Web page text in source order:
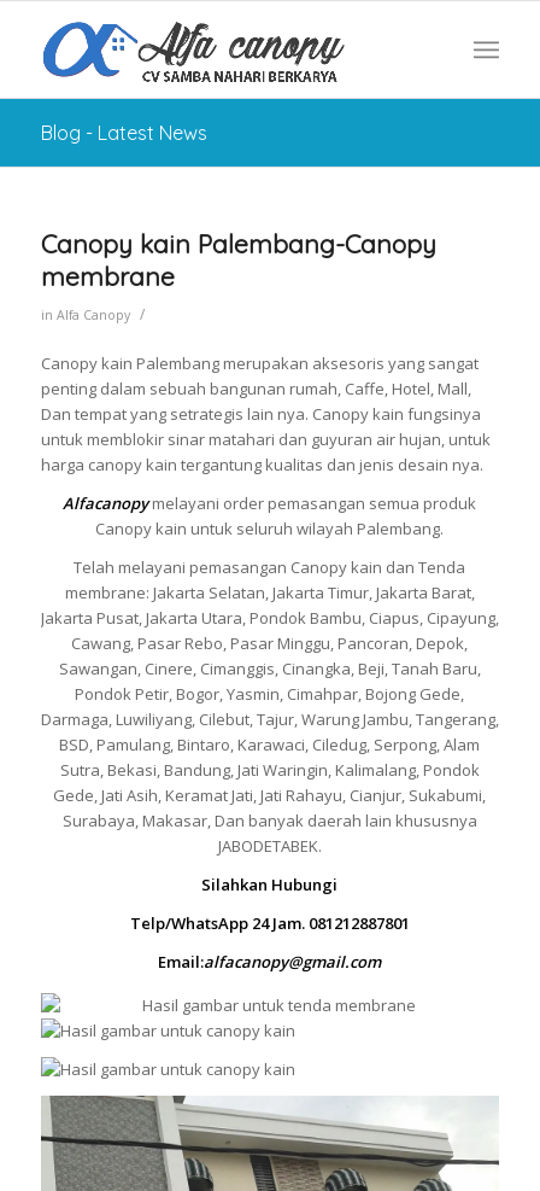
Blog - Latest News
Canopy kain Palembang-Canopy
membrane
in Alfa Canopy /
Canopy kain Palembang merupakan aksesoris yang sangat
penting dalam sebuah bangunan rumah, Caffe, Hotel, Mall,
Dan tempat yang setrategis lain nya. Canopy kain fungsinya
untuk memblokir sinar matahari dan guyuran air hujan, untuk
harga canopy kain tergantung kualitas dan jenis desain nya.
Alfacanopymelayani order pemasangan semua produk
Canopy kain untuk seluruh wilayah Palembang.
Telah melayani pemasangan Canopy kain dan Tenda
membrane: Jakarta Selatan, Jakarta Timur, Jakarta Barat,
Jakarta Pusat, Jakarta Utara, Pondok Bambu, Ciapus, Cipayung,
Cawang, Pasar Rebo, Pasar Minggu, Pancoran, Depok,
Sawangan, Cinere, Cimanggis, Cinangka, Beji, Tanah Baru,
Pondok Petir, Bogor, Yasmin, Cimahpar, Bojong Gede,
Darmaga, Luwiliyang, Cilebut, Tajur, Warung Jambu, Tangerang,
BSD, Pamulang, Bintaro, Karawaci, Ciledug, Serpong, Alam
Sutra, Bekasi, Bandung, Jati Waringin, Kalimalang, Pondok
Gede, Jati Asih, Keramat Jati, Jati Rahayu, Cianjur, Sukabumi,
Surabaya, Makasar, Dan banyak daerah lain khususnya
JABODETABEK.
Silahkan Hubungi
Telp/WhatsApp 24 Jam. 081212887801
Email:alfacanopy@gmail.com